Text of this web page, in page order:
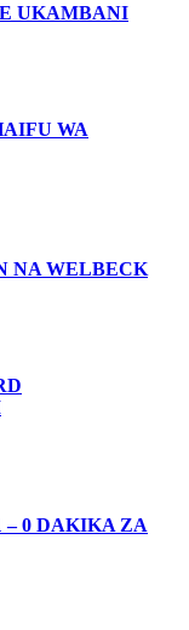
UKAMBANI
WA
NA WELBECK
– 0 DAKIKA ZA